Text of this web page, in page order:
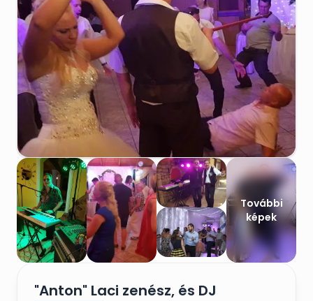
További
képek
"Anton" Laci zenész, és DJ